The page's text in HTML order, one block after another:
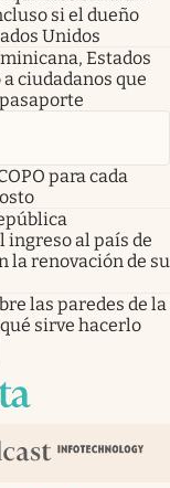
si el dueño
Unidos
Estados
ciudadanos que
para cada
ingreso al país de
la renovación de su
las paredes de la
sirve hacerlo
pestañapestaña
nueva pestaña
en nueva pestaña